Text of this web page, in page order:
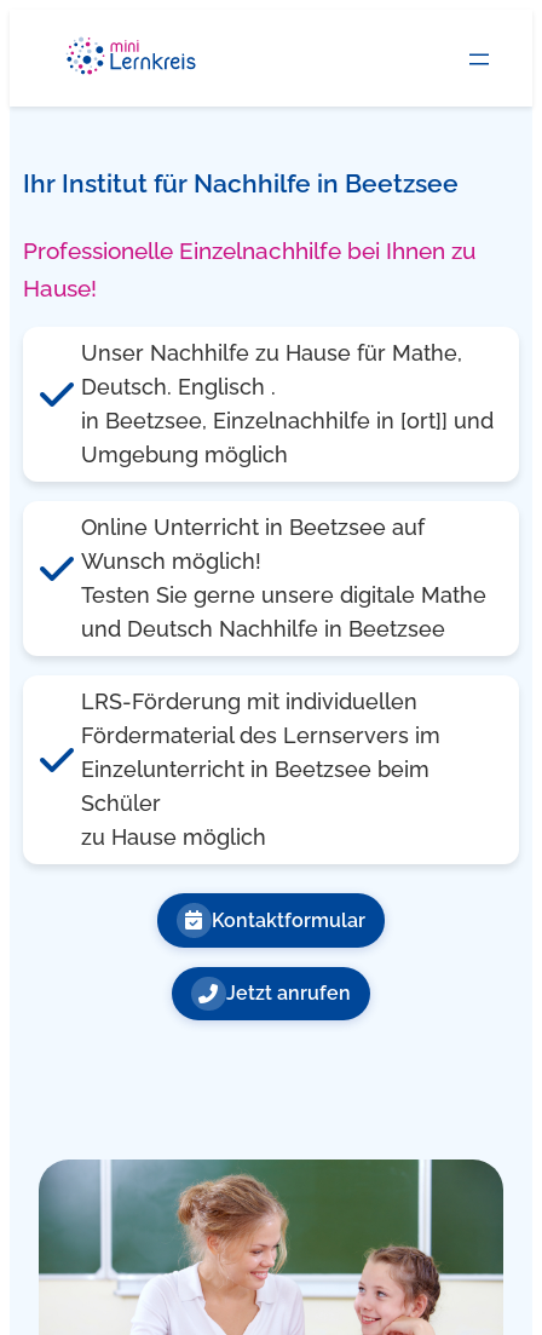
springen
Ihr Institut für Nachhilfe in Beetzsee
Professionelle Einzelnachhilfe bei Ihnen zu
Hause!
Unser Nachhilfe zu Hause für Mathe,
Deutsch. Englisch .
in Beetzsee, Einzelnachhilfe in [ort]] und
Umgebung möglich
Online Unterricht in Beetzsee auf
Wunsch möglich!
Testen Sie gerne unsere digitale Mathe
und Deutsch Nachhilfe in Beetzsee
LRS-Förderung mit individuellen
Fördermaterial des Lernservers im
Einzelunterricht in Beetzsee beim
Schüler
zu Hause möglich
Kontaktformular
Jetzt anrufen